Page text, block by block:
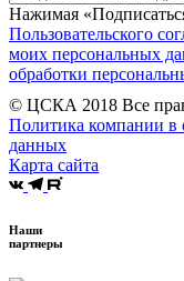
Нажимая
Пользовательского
моих персональных
обработки
© ЦСКА 2018 Все
Политика компании в
данных
Карта сайта
Наши
партнеры